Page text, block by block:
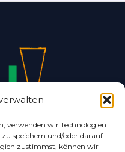
verwenden wir Technologien
speichern und/oder darauf
zustimmst, können wir
Umgebung.